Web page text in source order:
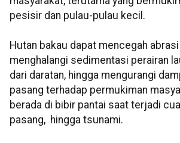
pesisir dan pulau-pulau kecil.
Hutan bakau dapat mencegah
menghalangi sedimentasi perairan
dari daratan, hingga mengurangi
pasang terhadap permukiman
berada di bibir pantai saat terjadi
pasang, hingga tsunami.